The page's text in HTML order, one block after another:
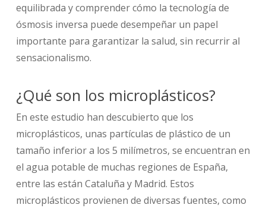
equilibrada y comprender cómo la tecnología de
ósmosis inversa puede desempeñar un papel
importante para garantizar la salud, sin recurrir al
sensacionalismo.
¿Qué son los microplásticos?
En este estudio han descubierto que los
microplásticos, unas partículas de plástico de un
tamaño inferior a los 5 milímetros, se encuentran en
el agua potable de muchas regiones de España,
entre las están Cataluña y Madrid. Estos
microplásticos provienen de diversas fuentes, como